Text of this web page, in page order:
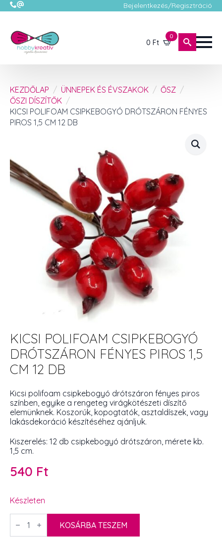
Bejelentkezés/Regisztráció
0 Ft
0
KEZDŐLAP ÜNNEPEK ÉS ÉVSZAKOK
ŐSZ
ŐSZI DÍSZÍTŐK
KICSI POLIFOAM CSIPKEBOGYÓ DRÓTSZÁRON FÉNYES
PIROS 1,5 CM 12 DB
KICSI POLIFOAM CSIPKEBOGYÓ
DRÓTSZÁRON FÉNYES PIROS 1,5
CM 12 DB
Kicsi polifoam csipkebogyó drótszáron fényes piros
színben, egyike a rengeteg virágkötészeti díszítő
elemünknek. Koszorúk, kopogtatók, asztaldíszek, vagy
lakásdekoráció készítéséhez ajánljuk.
Kiszerelés: 12 db csipkebogyó drótszáron, mérete kb.
1,5 cm.
540 Ft
Készleten
Kicsi
polifoam
KOSÁRBA TESZEM